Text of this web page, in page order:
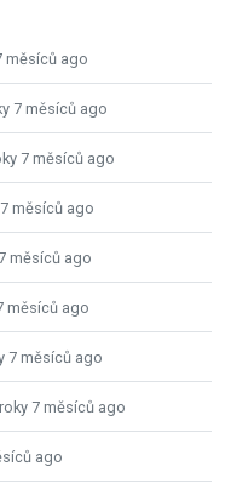
měsíců ago
7 měsíců ago
7 měsíců ago
měsíců ago
měsíců ago
měsíců ago
7 měsíců ago
7 měsíců ago
ago